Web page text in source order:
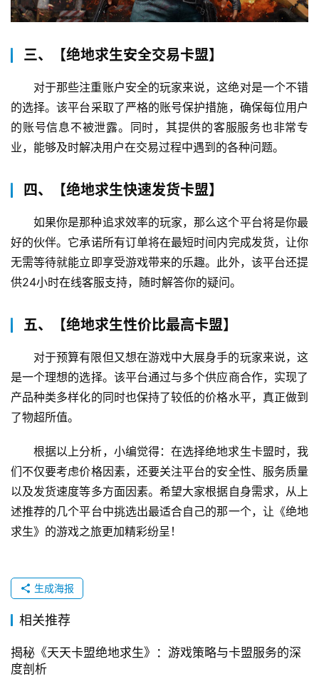
三、【绝地求生安全交易卡盟】
对于那些注重账户安全的玩家来说，这绝对是一个不错
的选择。该平台采取了严格的账号保护措施，确保每位用户
的账号信息不被泄露。同时，其提供的客服服务也非常专
业，能够及时解决用户在交易过程中遇到的各种问题。
四、【绝地求生快速发货卡盟】
如果你是那种追求效率的玩家，那么这个平台将是你最
好的伙伴。它承诺所有订单将在最短时间内完成发货，让你
无需等待就能立即享受游戏带来的乐趣。此外，该平台还提
供24小时在线客服支持，随时解答你的疑问。
五、【绝地求生性价比最高卡盟】
对于预算有限但又想在游戏中大展身手的玩家来说，这
是一个理想的选择。该平台通过与多个供应商合作，实现了
产品种类多样化的同时也保持了较低的价格水平，真正做到
了物超所值。
根据以上分析，小编觉得：在选择绝地求生卡盟时，我
们不仅要考虑价格因素，还要关注平台的安全性、服务质量
以及发货速度等多方面因素。希望大家根据自身需求，从上
述推荐的几个平台中挑选出最适合自己的那一个，让《绝地
求生》的游戏之旅更加精彩纷呈！
生成海报
相关推荐
揭秘《天天卡盟绝地求生》：游戏策略与卡盟服务的深
度剖析